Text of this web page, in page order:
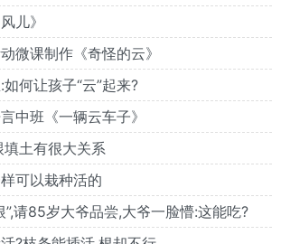
儿》
微课制作《奇怪的云》
何让孩子“云”起来?
中班《一辆云车子》
土有很大关系
可以栽种活的
”,请85岁大爷品尝,大爷一脸懵:这能吃?